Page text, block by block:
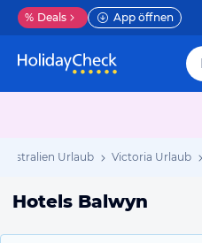
% Deals App öffnen
Australien Urlaub Victoria Urlaub
Hotels Balwyn